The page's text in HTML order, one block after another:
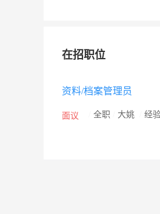
在招职位
资料/档案管理员
面议 全职 大姚 经